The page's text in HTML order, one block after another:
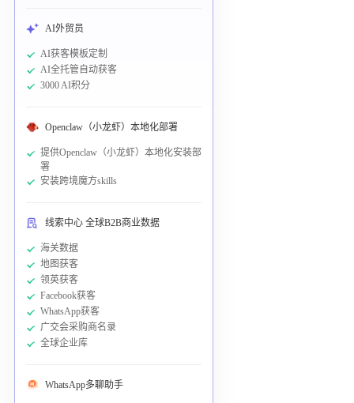
AI外贸员
AI获客模板定制
AI全托管自动获客
3000 AI积分
Openclaw（小龙虾）本地化部署
提供Openclaw（小龙虾）本地化安装部
署
安装跨境魔方skills
线索中心 全球B2B商业数据
海关数据
地图获客
领英获客
Facebook获客
WhatsApp获客
广交会采购商名录
全球企业库
WhatsApp多聊助手